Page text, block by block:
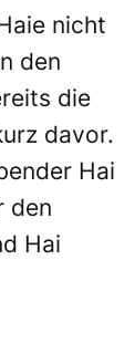
nicht
den
die
davor.
Hai
den
Hai